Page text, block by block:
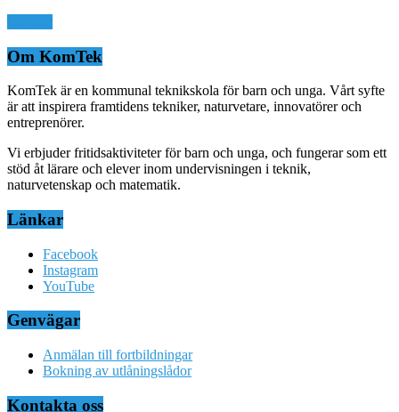
Om KomTek
KomTek är en kommunal teknikskola för barn och unga. Vårt syfte
är att inspirera framtidens tekniker, naturvetare, innovatörer och
entreprenörer.
Vi erbjuder fritidsaktiviteter för barn och unga, och fungerar som ett
stöd åt lärare och elever inom undervisningen i teknik,
naturvetenskap och matematik.
Länkar
Facebook
Instagram
YouTube
Genvägar
Anmälan till fortbildningar
Bokning av utlåningslådor
Kontakta oss